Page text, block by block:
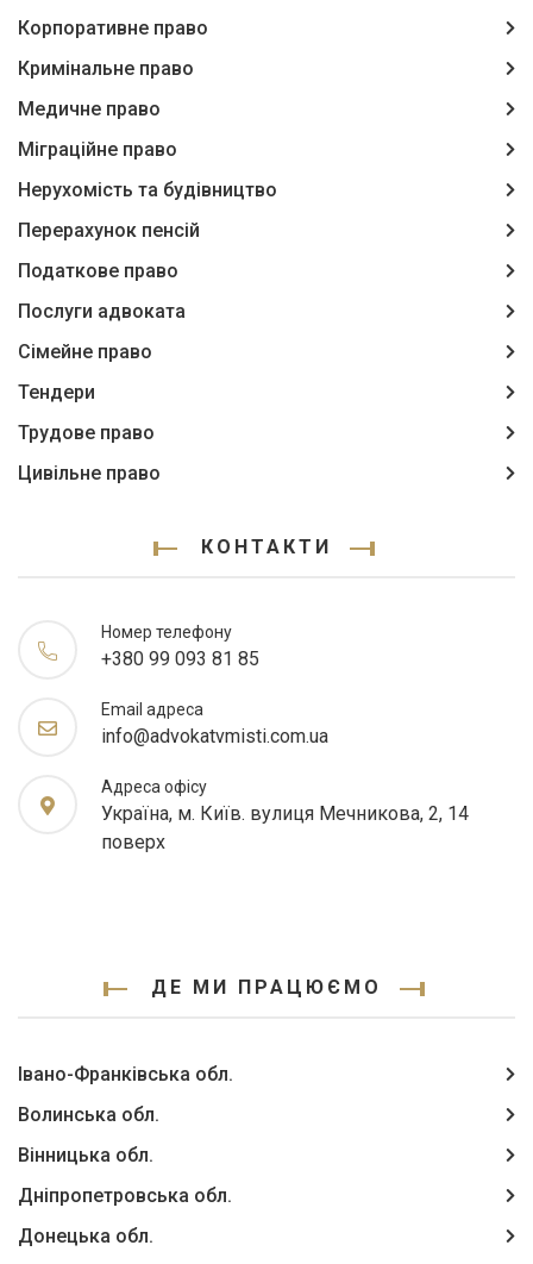
Корпоративне право
Кримінальне право
Медичне право
Міграційне право
Нерухомість та будівництво
Перерахунок пенсій
Податкове право
Послуги адвоката
Сімейне право
Тендери
Трудове право
Цивільне право
КОНТАКТИ
Номер телефону
+380 99 093 81 85
Email адреса
info@advokatvmisti.com.ua
Адреса офісу
Україна, м. Київ. вулиця Мечникова, 2, 14
поверх
ДЕ МИ ПРАЦЮЄМО
Івано-Франківська обл.
Волинська обл.
Вінницька обл.
Дніпропетровська обл.
Донецька обл.